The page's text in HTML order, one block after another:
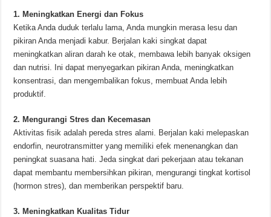
1. Meningkatkan Energi dan Fokus
Ketika Anda duduk terlalu lama, Anda mungkin merasa lesu dan
pikiran Anda menjadi kabur. Berjalan kaki singkat dapat
meningkatkan aliran darah ke otak, membawa lebih banyak oksigen
dan nutrisi. Ini dapat menyegarkan pikiran Anda, meningkatkan
konsentrasi, dan mengembalikan fokus, membuat Anda lebih
produktif.
2. Mengurangi Stres dan Kecemasan
Aktivitas fisik adalah pereda stres alami. Berjalan kaki melepaskan
endorfin, neurotransmitter yang memiliki efek menenangkan dan
peningkat suasana hati. Jeda singkat dari pekerjaan atau tekanan
dapat membantu membersihkan pikiran, mengurangi tingkat kortisol
(hormon stres), dan memberikan perspektif baru.
3. Meningkatkan Kualitas Tidur